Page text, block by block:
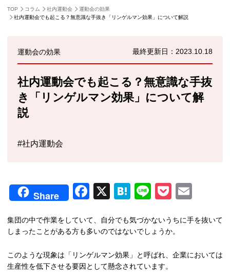
運動会屋が発信する運動会に関するコラムです
TOP コラム 社内運動会
運動会の効果
社内運動会でも起こる？無意識な手抜き「リンゲルマン効果」について解説
2023.10.18
運動会の効果
社内運動会でも起こる？無意識な手抜
き「リンゲルマン効果」について解
説
#社内運動会
Share Facebook
X Hatena
LinePocket
集団の中で作業をしていて、自分でも気づかないうちに手を抜いて
しまったことがある方も多いのではないでしょうか。
このような現象は「リンゲルマン効果」と呼ばれ、企業においては
生産性を低下させる要因として懸念されています。